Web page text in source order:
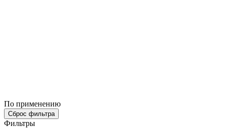
По применению
Сброс фильтра
Фильтры